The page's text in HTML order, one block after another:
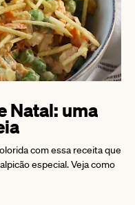
Natal: uma
com essa receita que
especial. Veja como